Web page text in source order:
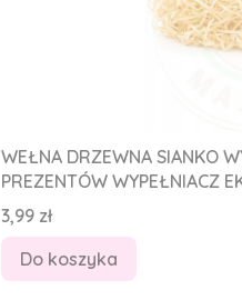
WEŁNA DRZEWNA SIANKO
PREZENTÓW WYPEŁNIACZ
Cena
3,99 zł
Do koszyka